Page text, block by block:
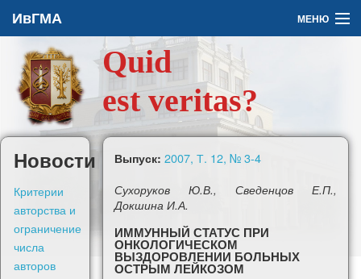
ИвГМА МЕНЮ
Архив
О журнале
Задать вопрос
Правила для авторов
Quid
est veritas?
Новости
Критерии
авторства и
ограничение
числа
авторов
Выпуск: 2007, Т. 12, № 3-4
Сухоруков Ю.В., Сведенцов Е.П.,
Докшина И.А.
ИММУННЫЙ СТАТУС ПРИ
ОНКОЛОГИЧЕСКОМ
ВЫЗДОРОВЛЕНИИ БОЛЬНЫХ
ОСТРЫМ ЛЕЙКОЗОМ